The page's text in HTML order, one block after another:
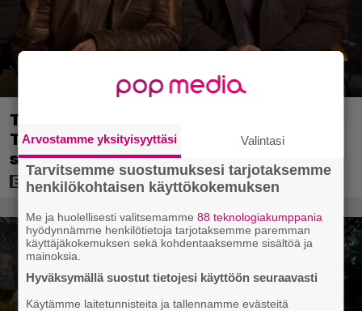
Tänään tv:ssä: Steven Spielbergin ja
Tom Cruisen kaveruus loppui 21 vuotta
sitten – Syynä Cruisen nolo käytös
Arvostamme yksityisyyttäsi Valintasi
Tarvitsemme suostumuksesi tarjotaksemme
henkilökohtaisen käyttökokemuksen
Me ja huolellisesti valitsemamme88 teknologiakumppania
hyödynnämme henkilötietoja tarjotaksemme paremman
käyttäjäkokemuksen sekä kohdentaaksemme sisältöä ja
mainoksia.
Hyväksymällä suostut tietojesi käyttöön seuraavasti
Käytämme laitetunnisteita ja tallennamme evästeitä